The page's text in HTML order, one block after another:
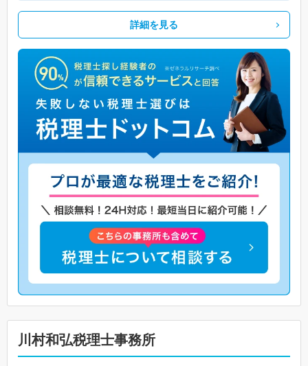
詳細を見る
川村和弘税理士事務所